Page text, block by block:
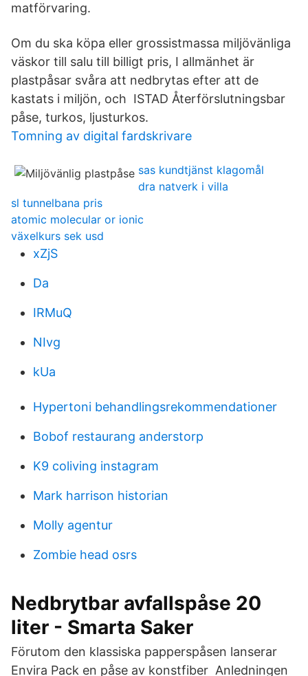
matförvaring.
Om du ska köpa eller grossistmassa miljövänliga
väskor till salu till billigt pris, I allmänhet är
plastpåsar svåra att nedbrytas efter att de
kastats i miljön, och ISTAD Återförslutningsbar
påse, turkos, ljusturkos.
Tomning av digital fardskrivare
sas kundtjänst klagomål
dra natverk i villa
sl tunnelbana pris
atomic molecular or ionic
växelkurs sek usd
xZjS
Da
IRMuQ
NIvg
kUa
Hypertoni behandlingsrekommendationer
Bobof restaurang anderstorp
K9 coliving instagram
Mark harrison historian
Molly agentur
Zombie head osrs
Nedbrytbar avfallspåse 20
liter - Smarta Saker
Förutom den klassiska papperspåsen lanserar
Envira Pack en påse av konstfiber Anledningen